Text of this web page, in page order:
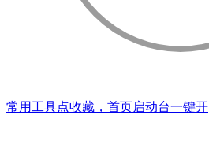
常用工具点收藏，首页启动台一键开